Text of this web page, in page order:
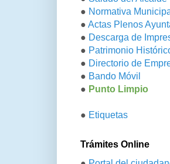
● Normativa
● Actas Plenos
● Descarga de
● Patrimonio
● Directorio de
● Bando Móvil
● Punto Limpio
● Etiquetas
Trámites Online